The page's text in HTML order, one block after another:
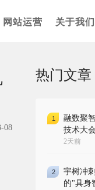
网站运营 关于我们
08
热门文章
1
融数聚
技术大
2天前
2
宇树冲
的"具身